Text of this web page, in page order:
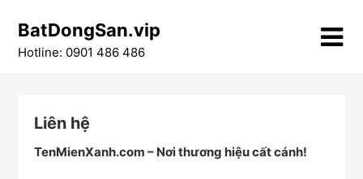
content
BatDongSan.vip
Hotline: 0901 486 486
Liên hệ
TenMienXanh.com – Nơi thương hiệu cất cánh!